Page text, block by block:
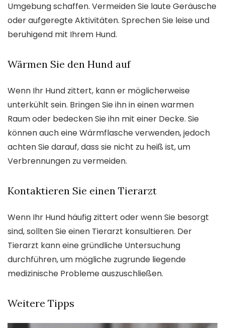
Umgebung schaffen. Vermeiden Sie laute Geräusche
oder aufgeregte Aktivitäten. Sprechen Sie leise und
beruhigend mit Ihrem Hund.
Wärmen Sie den Hund auf
Wenn Ihr Hund zittert, kann er möglicherweise
unterkühlt sein. Bringen Sie ihn in einen warmen
Raum oder bedecken Sie ihn mit einer Decke. Sie
können auch eine Wärmflasche verwenden, jedoch
achten Sie darauf, dass sie nicht zu heiß ist, um
Verbrennungen zu vermeiden.
Kontaktieren Sie einen Tierarzt
Wenn Ihr Hund häufig zittert oder wenn Sie besorgt
sind, sollten Sie einen Tierarzt konsultieren. Der
Tierarzt kann eine gründliche Untersuchung
durchführen, um mögliche zugrunde liegende
medizinische Probleme auszuschließen.
Weitere Tipps